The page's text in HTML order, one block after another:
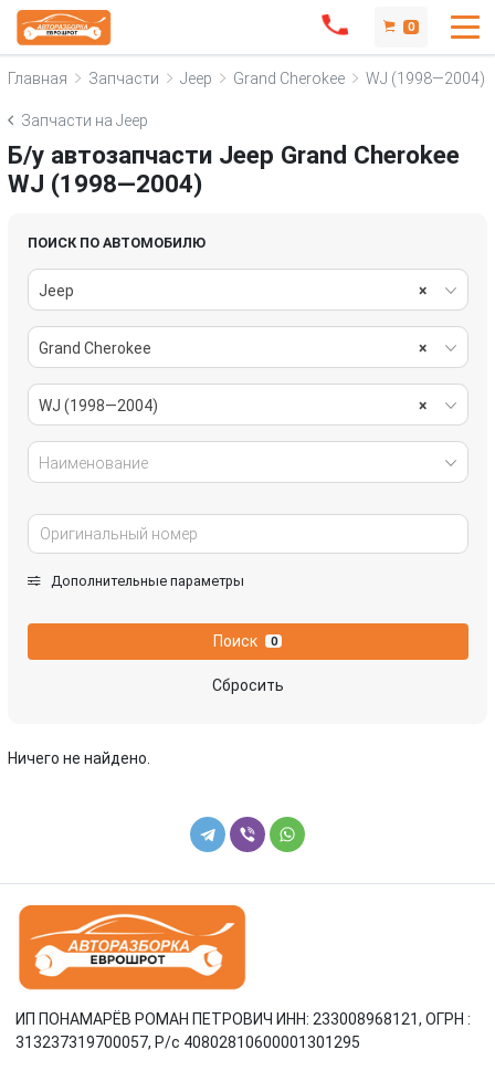
0
Главная Запчасти Jeep Grand Cherokee WJ (1998—2004)
Запчасти на Jeep
Б/у автозапчасти Jeep Grand Cherokee
WJ (1998—2004)
ПОИСК ПО АВТОМОБИЛЮ
×
Jeep
×
Grand Cherokee
×
WJ (1998—2004)
Наименование
Дополнительные параметры
Поиск 0
Сбросить
Ничего не найдено.
ИП ПОНАМАРЁВ РОМАН ПЕТРОВИЧ ИНН: 233008968121, ОГРН :
313237319700057, Р/c 40802810600001301295